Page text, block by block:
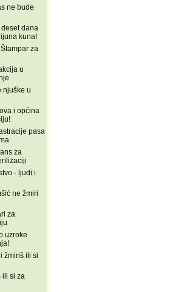
ne bude
dana
kuna!
za
u
njuške u
i općina
pasa
za
- ljudi i
ne žmiri
za
uzroke
žmiriš ili si
ili si za